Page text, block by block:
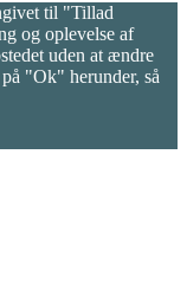
til "Tillad
og oplevelse af
uden at ændre
"Ok" herunder, så